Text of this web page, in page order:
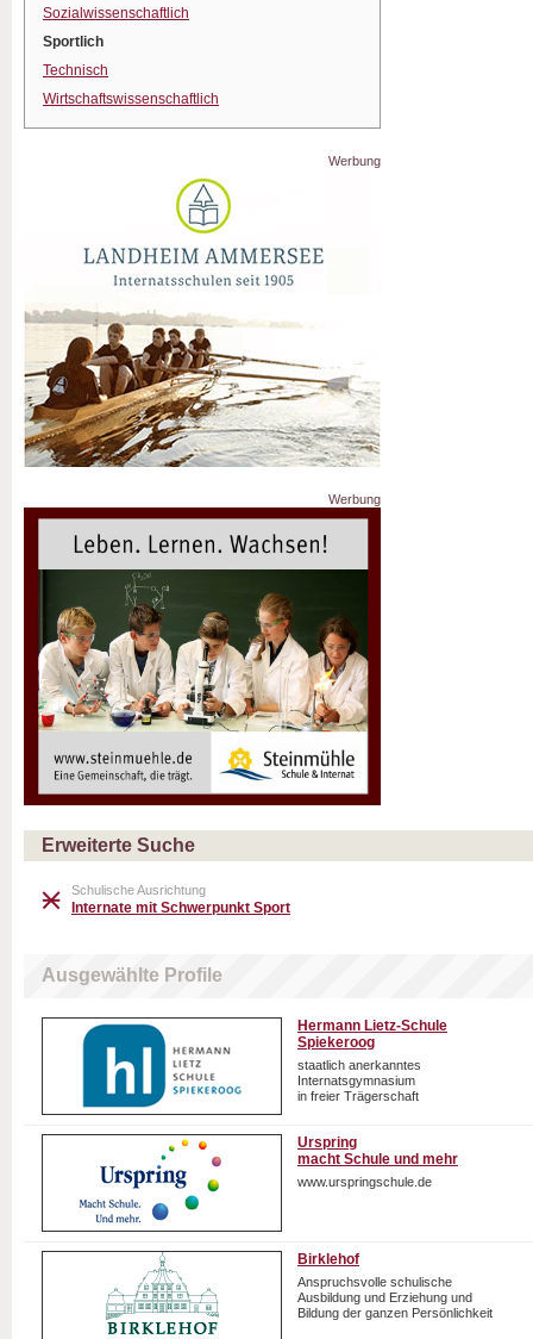
Sozialwissenschaftlich
Sportlich
Technisch
Wirtschaftswissenschaftlich
Werbung
Werbung
Erweiterte Suche
Schulische Ausrichtung
Internate mit Schwerpunkt Sport
Ausgewählte Profile
Hermann Lietz-Schule
Spiekeroog
staatlich anerkanntes
Internatsgymnasium
in freier Trägerschaft
Urspring
macht Schule und mehr
www.urspringschule.de
Birklehof
Anspruchsvolle schulische
Ausbildung und Erziehung und
Bildung der ganzen Persönlichkeit